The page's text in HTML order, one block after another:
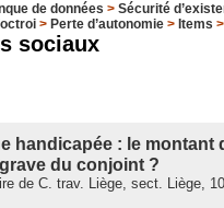
de données > Sécurité
> Perte d’autonomie> Items >
sociaux
handicapée : le montant
du conjoint ?
de C. trav. Liège, sect. Liège,